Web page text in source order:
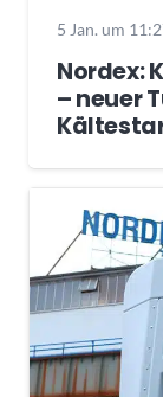
5 Jan. um
Nordex:
– neuer